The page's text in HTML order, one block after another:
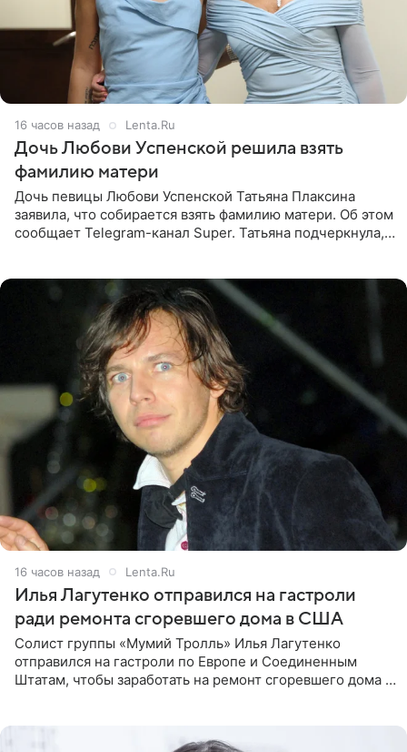
16 часов назад Lenta.Ru
Дочь Любови Успенской решила взять
фамилию матери
Дочь певицы Любови Успенской Татьяна Плаксина
заявила, что собирается взять фамилию матери. Об этом
сообщает Telegram-канал Super. Татьяна подчеркнула,
16 часов назад Lenta.Ru
Илья Лагутенко отправился на гастроли
ради ремонта сгоревшего дома в США
Солист группы «Мумий Тролль» Илья Лагутенко
отправился на гастроли по Европе и Соединенным
Штатам, чтобы заработать на ремонт сгоревшего дома в